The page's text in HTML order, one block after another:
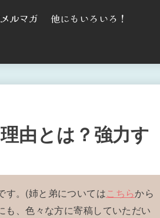
ルマガ 他にもいろいろ！
由とは？強力す
す。(姉と弟についてはこちらから
、色々な方に寄稿していただい